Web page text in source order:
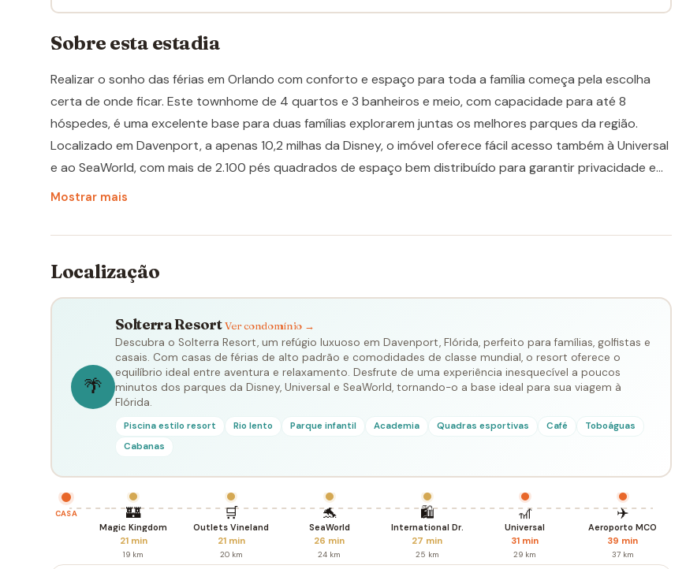
Sobre esta estadia
Realizar o sonho das férias em Orlando com conforto e espaço para toda a família começa pela escolha
certa de onde ficar. Este townhome de 4 quartos e 3 banheiros e meio, com capacidade para até 8
hóspedes, é uma excelente base para duas famílias explorarem juntas os melhores parques da região.
Localizado em Davenport, a apenas 10,2 milhas da Disney, o imóvel oferece fácil acesso também à Universal
e ao SeaWorld, com mais de 2.100 pés quadrados de espaço bem distribuído para garantir privacidade e
convivência. A Solterra Resort é uma comunidade completa, com estrutura de resort que complementa
Mostrar mais
Localização
🌴
Solterra ResortVer condomínio →
Descubra o Solterra Resort, um refúgio luxuoso em Davenport, Flórida, perfeito para famílias, golfistas e
casais. Com casas de férias de alto padrão e comodidades de classe mundial, o resort oferece o
equilíbrio ideal entre aventura e relaxamento. Desfrute de uma experiência inesquecível a poucos
minutos dos parques da Disney, Universal e SeaWorld, tornando-o a base ideal para sua viagem à
Flórida.
Piscina estilo resort Rio lento Parque infantil Academia Quadras esportivas Café
Toboáguas
Cabanas
CASA 🏰
Magic Kingdom
21 min
19 km
🛒
Outlets Vineland
21 min
20 km
🐬
SeaWorld
26 min
24 km
🛍️
International Dr.
27 min
25 km
🎢
Universal
31 min
29 km
✈️
Aeroporto MCO
39 min
37 km